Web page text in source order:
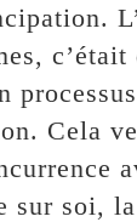
processus
Cela
sur soi,